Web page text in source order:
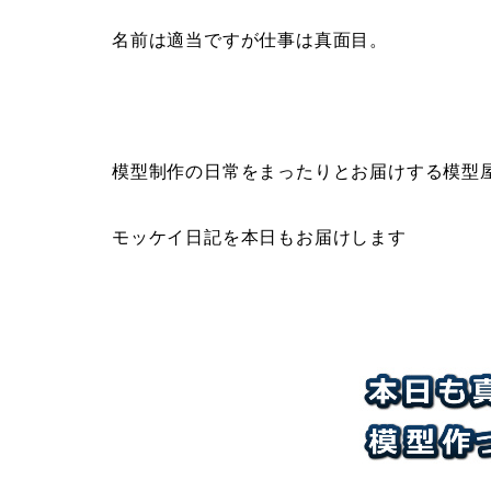
名前は適当ですが仕事は真面目。
模型制作の日常をまったりとお届けする模型
モッケイ日記を本日もお届けします